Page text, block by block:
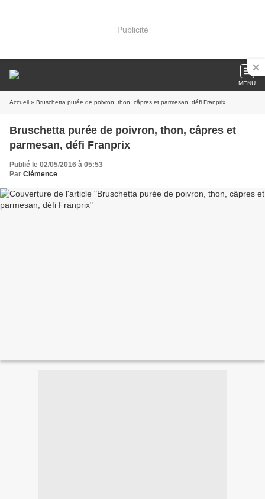
Publicité
MENU
Accueil » Bruschetta purée de poivron, thon, câpres et parmesan, défi Franprix
Bruschetta purée de poivron, thon, câpres et
parmesan, défi Franprix
Publié le 02/05/2016 à 05:53
Par Clémence